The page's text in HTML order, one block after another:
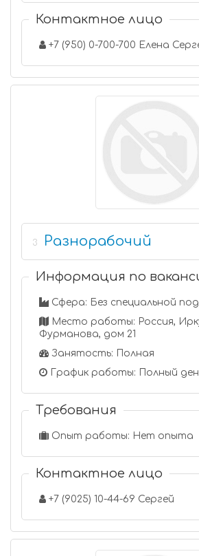
Контактное лицо
+7 (950) 0-700-700 Елена
3 Разнорабочий
Информация по
Сфера: Без специальной
Место работы: Россия,
Фурманова, дом 21
Занятость: Полная
График работы: Полный
Требования
Опыт работы: Нет опыта
Контактное лицо
+7 (9025) 10-44-69 Сергей